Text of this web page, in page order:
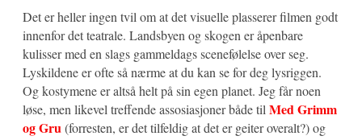
Det er heller ingen tvil om at det visuelle plasserer filmen godt
innenfor det teatrale. Landsbyen og skogen er åpenbare
kulisser med en slags gammeldags scenefølelse over seg.
Lyskildene er ofte så nærme at du kan se for deg lysriggen.
Og kostymene er altså helt på sin egen planet. Jeg får noen
løse, men likevel treffende assosiasjoner både til Med Grimm
og Gru(forresten, er det tilfeldig at det er geiter overalt?) og